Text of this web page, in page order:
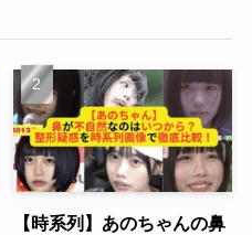
【時系列】あのちゃんの鼻